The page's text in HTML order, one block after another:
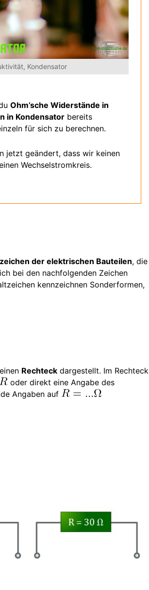
Kondensator
Ohm’sche Widerstände in
in Kondensator bereits
für sich zu berechnen.
jetzt geändert, dass wir keinen
Wechselstromkreis.
der elektrischen Bauteilen, die
bei den nachfolgenden Zeichen
kennzeichnen Sonderformen,
Rechteck dargestellt. Im Rechteck
oder direkt eine Angabe des
Angaben auf